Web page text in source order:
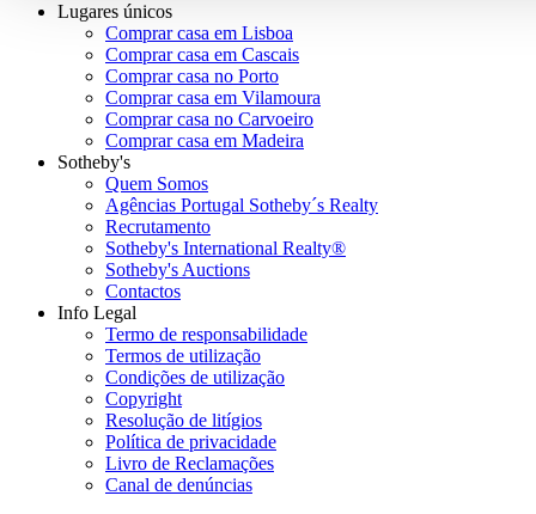
Lugares únicos
Comprar casa em Lisboa
Comprar casa em Cascais
Comprar casa no Porto
Comprar casa em Vilamoura
Comprar casa no Carvoeiro
Comprar casa em Madeira
Sotheby's
Quem Somos
Agências Portugal Sotheby´s Realty
Recrutamento
Sotheby's International Realty®
Sotheby's Auctions
Contactos
Info Legal
Termo de responsabilidade
Termos de utilização
Condições de utilização
Copyright
Resolução de litígios
Política de privacidade
Livro de Reclamações
Canal de denúncias